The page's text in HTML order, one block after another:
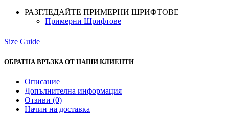
РАЗГЛЕДАЙТЕ ПРИМЕРНИ ШРИФТОВЕ
Примерни Шрифтове
Size Guide
ОБРАТНА ВРЪЗКА ОТ НАШИ КЛИЕНТИ
Описание
Допълнителна информация
Отзиви (0)
Начин на доставка